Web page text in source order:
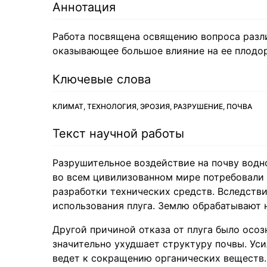
Аннотация
Работа посвящена освящению вопроса
оказывающее большое влияние на ее
Ключевые слова
КЛИМАТ, ТЕХНОЛОГИЯ, ЭРОЗИЯ, РАЗРУШЕНИЕ, ПОЧВА
Текст научной работы
Разрушительное воздействие на почву
во всем цивилизованном мире
разработки технических средств.
использования плуга. Землю обрабатывают
Другой причиной отказа от плуга было
значительно ухудшает структуру почвы.
ведет к сокращению органических